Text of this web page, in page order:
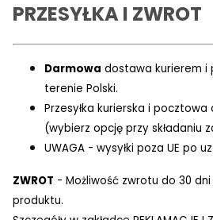
PRZESYŁKA I ZWROT
Darmowa dostawa kurierem i
terenie Polski.
Przesyłka kurierska i pocztowa
(wybierz opcję przy składaniu
UWAGA - wysyłki poza UE po
ZWROT - Możliwość zwrotu do 30
produktu.